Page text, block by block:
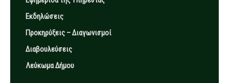
Εκδηλώσεις
Προκηρύξεις – Διαγωνισμοί
Διαβουλεύσεις
Λεύκωμα Δήμου